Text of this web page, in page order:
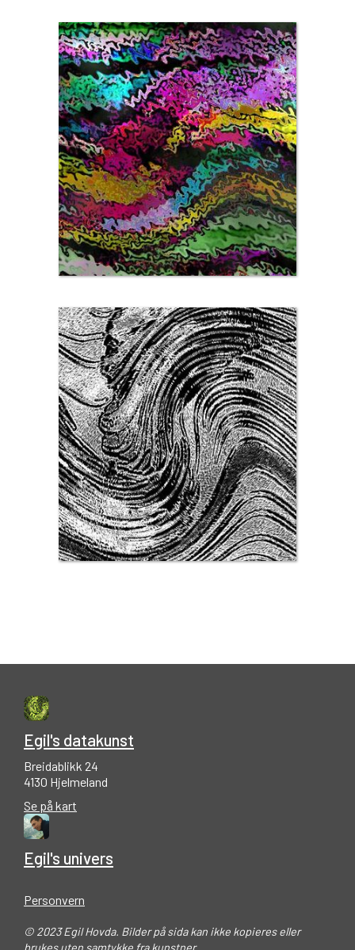
Egil's datakunst
Breidablikk 24
4130 Hjelmeland
Se på kart
Egil's univers
Personvern
© 2023 Egil Hovda. Bilder på sida kan ikke kopieres eller